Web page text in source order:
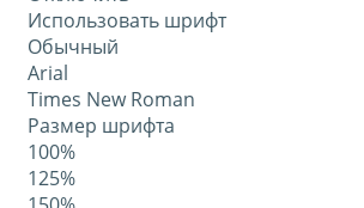
Использовать шрифт
Обычный
Arial
Times New Roman
Размер шрифта
100%
125%